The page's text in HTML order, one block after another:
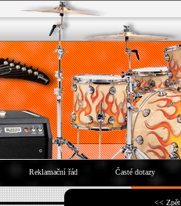
Reklamační řád Časté dotazy
<< Zpět